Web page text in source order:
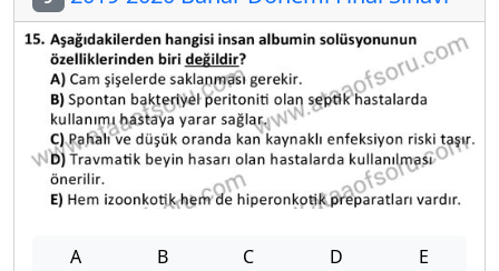
A B C D E